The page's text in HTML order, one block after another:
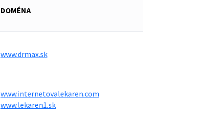
DOMÉNA
www.drmax.sk
www.internetovalekaren.com
www.lekaren1.sk